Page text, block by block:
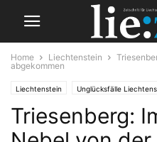
Home Liechtenstein
abgekommen
Liechtenstein Unglücksfälle
Triesenberg: